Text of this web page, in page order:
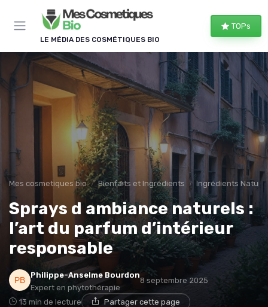
LE MÉDIA DES COSMÉTIQUES BIO
TOPs
Mes cosmetiques bio Bienfaits et Ingrédients Ingrédients
Sprays d ambiance naturels :
l’art du parfum d’intérieur
responsable
Philippe-Anselme Bourdon
Expert en phytothérapie
8 septembre 2025
13 min de lecture Partager cette page
Panneau de gestion des cookies